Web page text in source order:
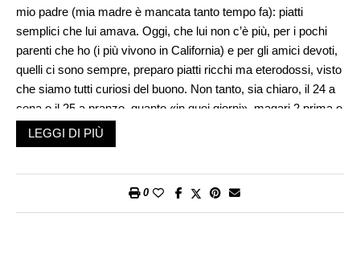
mio padre (mia madre è mancata tanto tempo fa): piatti
semplici che lui amava. Oggi, che lui non c’è più, per i pochi
parenti che ho (i più vivono in California) e per gli amici devoti,
quelli ci sono sempre, preparo piatti ricchi ma eterodossi, visto
che siamo tutti curiosi del buono. Non tanto, sia chiaro, il 24 a
cena o il 25 a pranzo, quanto «in quei giorni», magari 2 prima o
2 dopo.
Dovendo preparare un menù ricco e un po’ magico, quest’anno
timballo di Natale e di secondo un pollo al tartufo, che trovate
LEGGI DI PIÙ
0